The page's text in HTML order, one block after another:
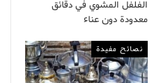
الفلفل المشوي في دقائق
معدودة دون عناء
نصائح مفيدة